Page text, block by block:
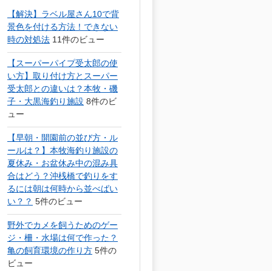
【解決】ラベル屋さん10で背
景色を付ける方法！できない
時の対処法 11件のビュー
【スーパーパイプ受太郎の使
い方】取り付け方とスーパー
受太郎との違いは？本牧・磯
子・大黒海釣り施設 8件のビ
ュー
【早朝・開園前の並び方・ル
ールは？】本牧海釣り施設の
夏休み・お盆休み中の混み具
合はどう？沖桟橋で釣りをす
るには朝は何時から並べばい
い？？ 5件のビュー
野外でカメを飼うためのゲー
ジ・柵・水場は何で作った？
亀の飼育環境の作り方 5件の
ビュー